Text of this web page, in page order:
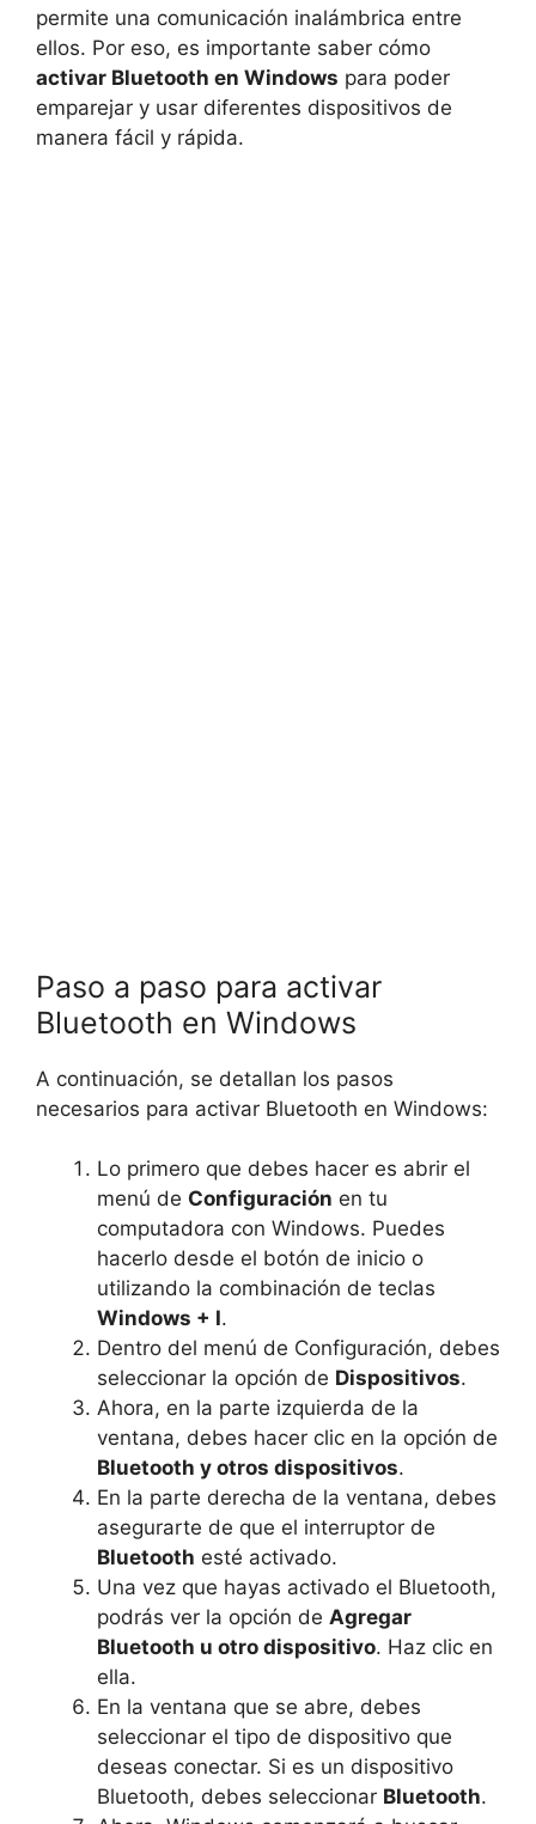
permite una comunicación inalámbrica entre
ellos. Por eso, es importante saber cómo
activar Bluetooth en Windows para poder
emparejar y usar diferentes dispositivos de
manera fácil y rápida.
Paso a paso para activar
Bluetooth en Windows
A continuación, se detallan los pasos
necesarios para activar Bluetooth en Windows:
Lo primero que debes hacer es abrir el
menú de Configuración en tu
computadora con Windows. Puedes
hacerlo desde el botón de inicio o
utilizando la combinación de teclas
Windows + I.
Dentro del menú de Configuración, debes
seleccionar la opción de Dispositivos.
Ahora, en la parte izquierda de la
ventana, debes hacer clic en la opción de
Bluetooth y otros dispositivos.
En la parte derecha de la ventana, debes
asegurarte de que el interruptor de
Bluetooth esté activado.
Una vez que hayas activado el Bluetooth,
podrás ver la opción de Agregar
Bluetooth u otro dispositivo. Haz clic en
ella.
En la ventana que se abre, debes
seleccionar el tipo de dispositivo que
deseas conectar. Si es un dispositivo
Bluetooth, debes seleccionar Bluetooth.